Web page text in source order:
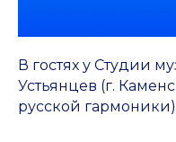
В гостях у Студии
Устьянцев (г.
русской гармоники)